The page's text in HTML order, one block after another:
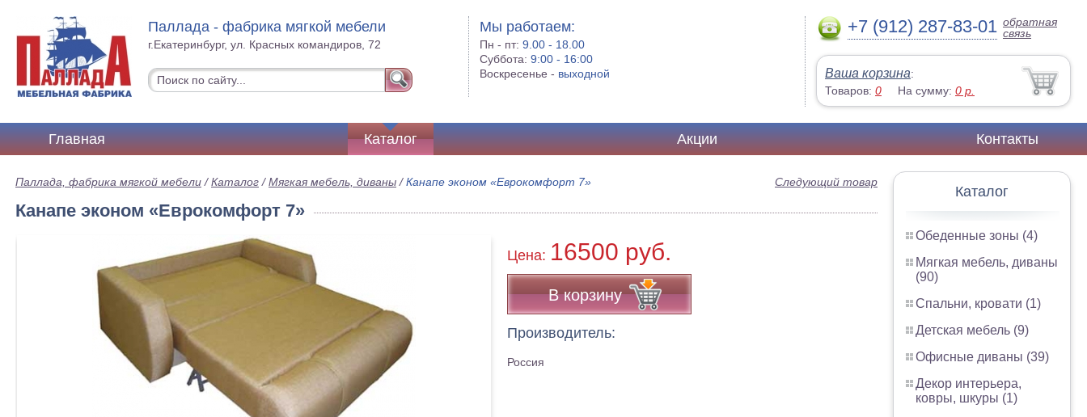
Паллада - фабрика мягкой мебели
г.Екатеринбург, ул. Красных командиров, 72
Мы работаем:
Пн - пт:9.00 - 18.00
Суббота:9:00 - 16:00
Воскресенье - выходной
+7 (912) 287-83-01 обратная
связь
Ваша корзина:
Товаров: 0 На сумму: 0 р.
Главная Каталог Акции Контакты
Каталог
Обеденные зоны (4)
Мягкая мебель, диваны
(90)
Спальни, кровати (1)
Детская мебель (9)
Офисные диваны (39)
Декор интерьера,
ковры, шкуры (1)
Следующий товар
Паллада, фабрика мягкой мебели /Каталог /Мягкая мебель, диваны /Канапе эконом «Еврокомфорт 7»
Канапе эконом «Еврокомфорт 7»
Цена: 16500 руб.
В корзину
Производитель:
Россия